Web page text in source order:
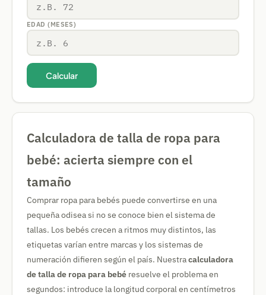
EDAD (MESES)
Calcular
Calculadora de talla de ropa para
bebé: acierta siempre con el
tamaño
Comprar ropa para bebés puede convertirse en una
pequeña odisea si no se conoce bien el sistema de
tallas. Los bebés crecen a ritmos muy distintos, las
etiquetas varían entre marcas y los sistemas de
numeración difieren según el país. Nuestracalculadora
de talla de ropa para bebé resuelve el problema en
segundos: introduce la longitud corporal en centímetros